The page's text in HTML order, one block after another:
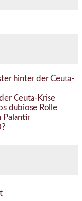
hinter der Ceuta-
Ceuta-Krise
dubiose Rolle
Palantir